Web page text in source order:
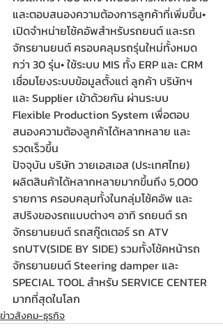
และตอบสนองความต้องการลูกค้าที่เพิ่มขึ้น•
เปิดจำหน่ายโช้คอัพสำหรับรถยนต์ และรถ
จักรยานยนต์ ครอบคลุมรถรุ่นใหม่ทั้งหมด
กว่า 30 รุ่น• ใช้ระบบ MIS ทั้ง ERP และ CRM
เชื่อมโยงระบบข้อมูลตั้งแต่ ลูกค้า บริษัทฯ
และ Supplier เข้าด้วยกัน ผ่านระบบ
Flexible Production System เพื่อตอบ
สนองความต้องลูกค้าได้หลากหลาย และ
รวดเร็วขึ้น
ปัจจุบัน บริษัท วายเอสเอส (ประเทศไทย)
ผลิตสินค้าได้หลากหลายมากขึ้นถึง 5,000
รายการ ครอบคลุมทั้งในกลุ่มโช้คอัพ และ
สปริงของรถแบบต่างๆ อาทิ รถยนต์ รถ
จักรยานยนต์ รถสกู๊ตเตอร์ รถ ATV
รถUTV(SIDE BY SIDE) รวมทั้งโช้คหน้ารถ
จักรยานยนต์ Steering damper และ
SPECIAL TOOL สำหรับ SERVICE CENTER
มากที่สุดในโลก
ข่าวสังคม-ธุรกิจ